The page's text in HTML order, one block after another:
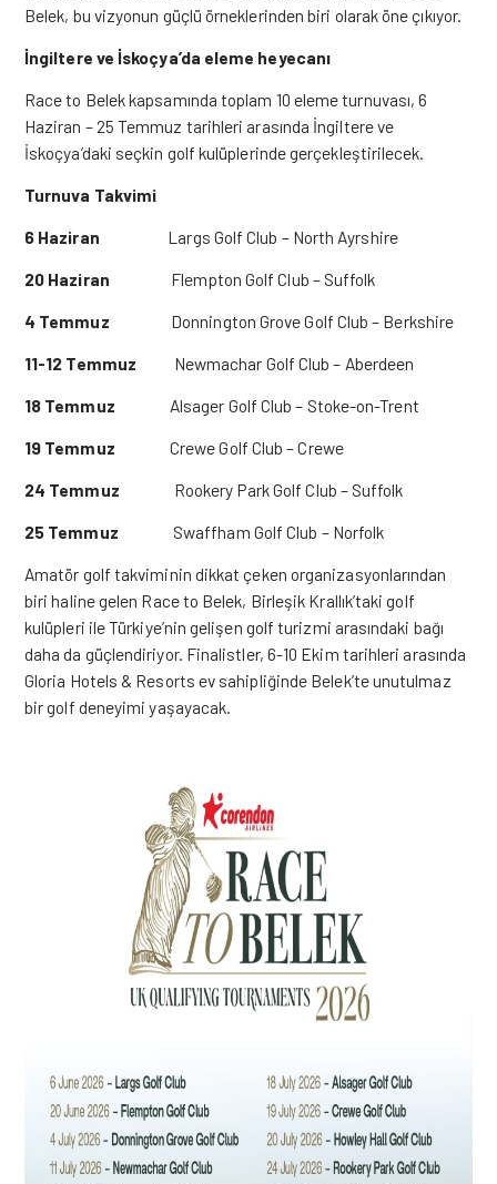
Belek, bu vizyonun güçlü örneklerinden biri olarak öne çıkıyor.
İngiltere ve İskoçya’da eleme heyecanı
Race to Belek kapsamında toplam 10 eleme turnuvası, 6
Haziran – 25 Temmuz tarihleri arasında İngiltere ve
İskoçya’daki seçkin golf kulüplerinde gerçekleştirilecek.
Turnuva Takvimi
6 Haziran Largs Golf Club – North Ayrshire
20 Haziran Flempton Golf Club – Suffolk
4 Temmuz Donnington Grove Golf Club – Berkshire
11-12 Temmuz Newmachar Golf Club – Aberdeen
18 Temmuz Alsager Golf Club – Stoke-on-Trent
19 Temmuz Crewe Golf Club – Crewe
24 Temmuz Rookery Park Golf Club – Suffolk
25 Temmuz Swaffham Golf Club – Norfolk
Amatör golf takviminin dikkat çeken organizasyonlarından
biri haline gelen Race to Belek, Birleşik Krallık’taki golf
kulüpleri ile Türkiye’nin gelişen golf turizmi arasındaki bağı
daha da güçlendiriyor. Finalistler, 6-10 Ekim tarihleri arasında
Gloria Hotels & Resorts ev sahipliğinde Belek’te unutulmaz
bir golf deneyimi yaşayacak.